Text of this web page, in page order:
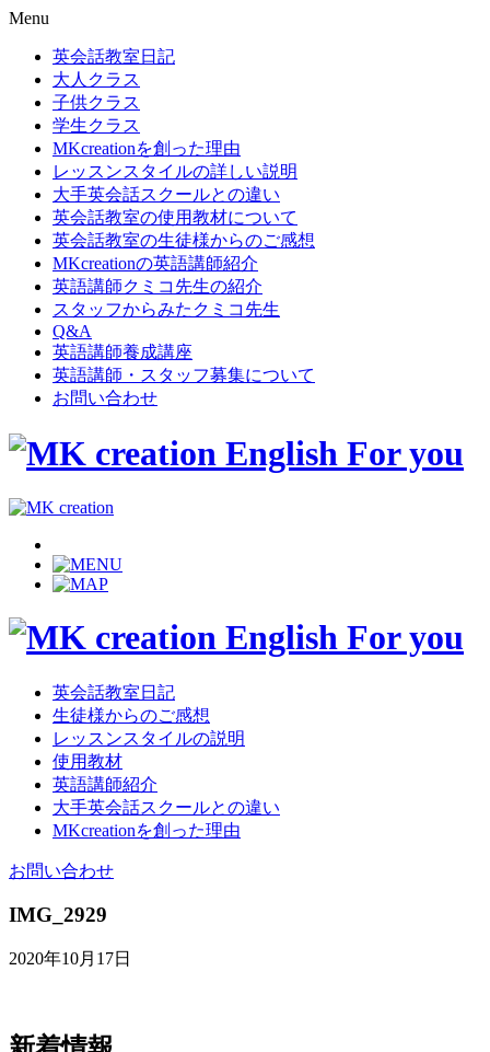
Menu
英会話教室日記
大人クラス
子供クラス
学生クラス
MKcreationを創った理由
レッスンスタイルの詳しい説明
大手英会話スクールとの違い
英会話教室の使用教材について
英会話教室の生徒様からのご感想
MKcreationの英語講師紹介
英語講師クミコ先生の紹介
スタッフからみたクミコ先生
Q&A
英語講師養成講座
英語講師・スタッフ募集について
お問い合わせ
英会話教室日記
生徒様からのご感想
レッスンスタイルの説明
使用教材
英語講師紹介
大手英会話スクールとの違い
MKcreationを創った理由
お問い合わせ
IMG_2929
2020年10月17日